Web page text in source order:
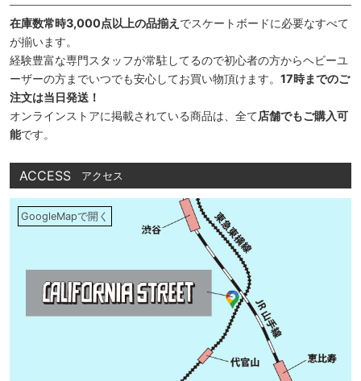
在庫数常時3,000点以上の品揃え でスケートボードに必要なすべて
が揃います。
経験豊富な専門スタッフが常駐してるので初心者の方からヘビーユ
ーザーの方までいつでも安心してお買い物頂けます。 17時までのご
注文は当日発送！
オンラインストアに掲載されている商品は、全て店舗でもご購入可
能です。
ACCESS アクセス
GoogleMapで開く